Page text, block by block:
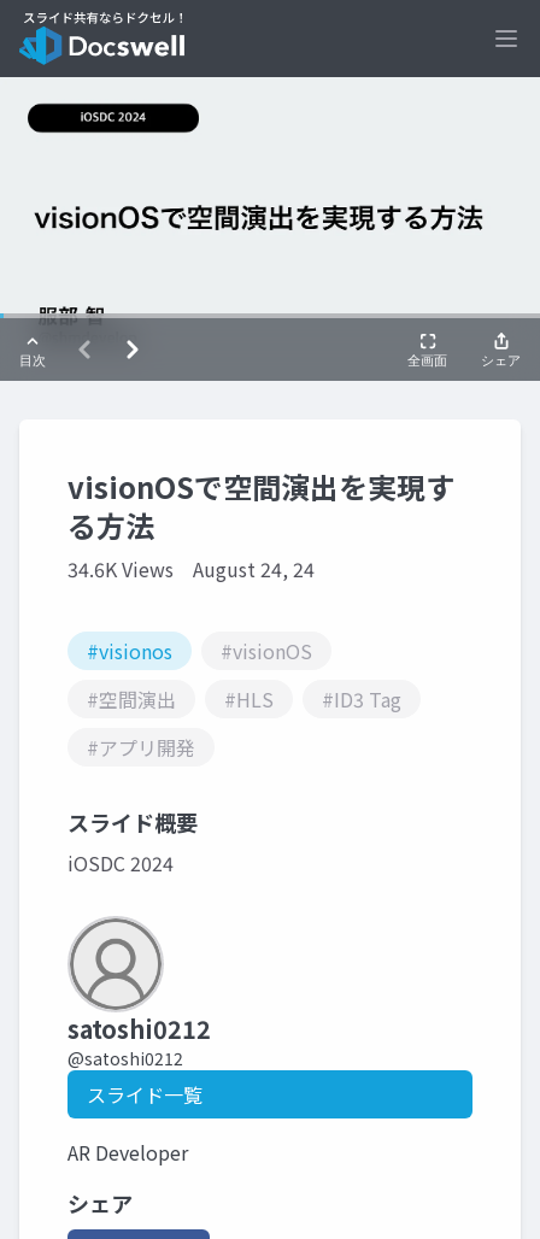
visionOSで空間演出を実現す
る方法
34.6K Views August 24, 24
#visionos
#visionOS
#空間演出
#HLS
#ID3 Tag
#アプリ開発
スライド概要
iOSDC 2024
satoshi0212
@satoshi0212
スライド一覧
AR Developer
シェア